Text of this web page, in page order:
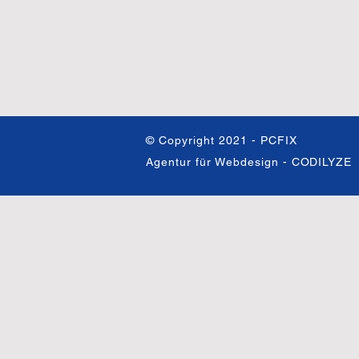
© Copyright 2021 - PCFIX
Agentur für Webdesign - CODILYZE